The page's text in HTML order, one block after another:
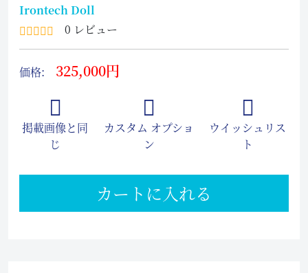
Irontech Doll
0 レビュー
価格: 325,000円
掲載画像と同
じ
カスタム オプショ
ン
ウイッシュリス
ト
カートに入れる